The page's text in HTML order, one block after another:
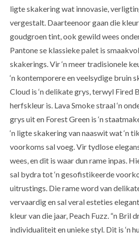
ligte skakering wat innovasie,
vergestalt. Daarteenoor gaan die
goudgroen tint, ook gewild wees
Pantone se klassieke palet is
skakerings. Vir ‘n meer tradisionele
‘n kontemporere en veelsydige bruin
Cloud is ‘n delikate grys, terwyl Fired
herfskleur is. Lava Smoke straal ‘n
grys uit en Forest Green is ‘n
‘n ligte skakering van naaswit wat ‘n
voorkoms sal voeg. Vir tydlose
wees, en dit is waar dun rame inpas.
sal bydra tot ‘n gesofistikeerde
uitrustings. Die rame word van
vervaardig en sal veral esteties
kleur van die jaar, Peach Fuzz. “n Bril
individualiteit en unieke styl. Dit is ‘n